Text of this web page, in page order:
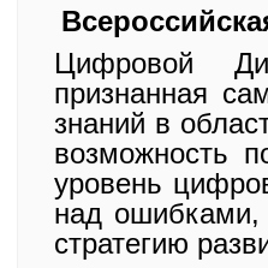
Цифровой
признанная
знаний в
возможность
уровень
над
стратегию